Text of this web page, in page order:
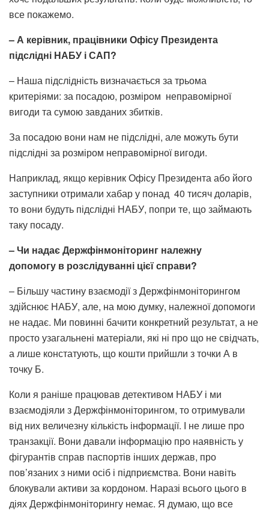
все покажемо.
– А керівник, працівники Офісу Президента
підслідні НАБУ і САП?
– Наша підслідність визначається за трьома
критеріями: за посадою, розміром неправомірної
вигоди та сумою завданих збитків.
За посадою вони нам не підслідні, але можуть бути
підслідні за розміром неправомірної вигоди.
Наприклад, якщо керівник Офісу Президента або його
заступники отримали хабар у понад 40 тисяч доларів,
то вони будуть підслідні НАБУ, попри те, що займають
таку посаду.
– Чи надає Держфінмоніторинг належну
допомогу в розслідуванні цієї справи?
– Більшу частину взаємодії з Держфінмоніторингом
здійснює НАБУ, але, на мою думку, належної допомоги
не надає. Ми повинні бачити конкретний результат, а не
просто узагальнені матеріали, які ні про що не свідчать,
а лише констатують, що кошти прийшли з точки А в
точку Б.
Коли я раніше працював детективом НАБУ і ми
взаємодіяли з Держфінмоніторингом, то отримували
від них величезну кількість інформації. І не лише про
транзакції. Вони давали інформацію про наявність у
фігурантів справ паспортів інших держав, про
пов’язаних з ними осіб і підприємства. Вони навіть
блокували активи за кордоном. Наразі всього цього в
діях Держфінмоніторингу немає. Я думаю, що все